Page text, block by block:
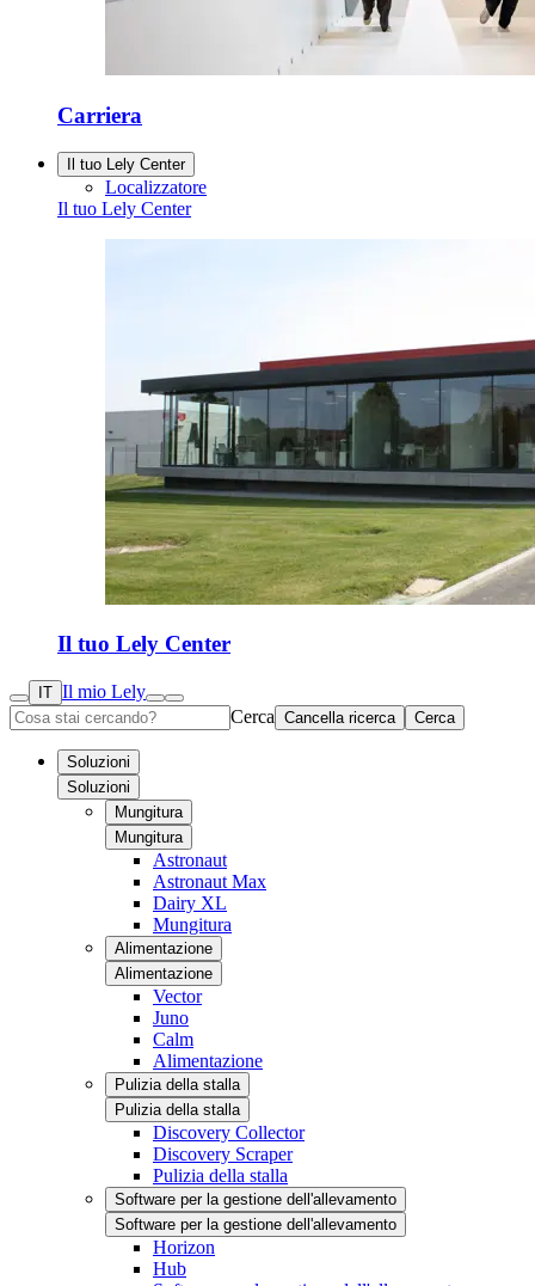
Carriera
Il tuo Lely Center
Localizzatore
Il tuo Lely Center
Il tuo Lely Center
IT Il mio Lely
Cerca Cancella ricerca Cerca
Soluzioni
Soluzioni
Mungitura
Mungitura
Astronaut
Astronaut Max
Dairy XL
Mungitura
Alimentazione
Alimentazione
Vector
Juno
Calm
Alimentazione
Pulizia della stalla
Pulizia della stalla
Discovery Collector
Discovery Scraper
Pulizia della stalla
Software per la gestione dell'allevamento
Software per la gestione dell'allevamento
Horizon
Hub